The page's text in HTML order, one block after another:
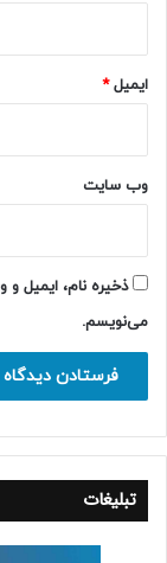
ایمیل*
وب‌ سایت
ذخیره نام، ایمیل و
می‌نویسم.
تبلیغات